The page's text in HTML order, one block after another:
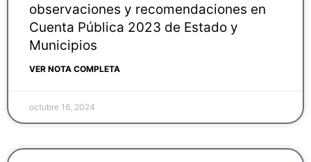
observaciones y recomendaciones en
Cuenta Pública 2023 de Estado y
Municipios
VER NOTA COMPLETA
octubre 16, 2024